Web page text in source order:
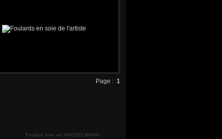
Page : 1
Foulard soie art HASSELMANN